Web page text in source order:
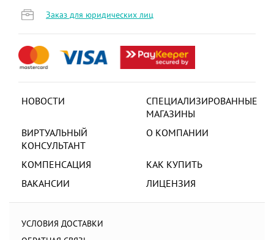
НОВОСТИ
СПЕЦИАЛИЗИРОВАННЫЕ
МАГАЗИНЫ
ВИРТУАЛЬНЫЙ
КОНСУЛЬТАНТ
О КОМПАНИИ
КОМПЕНСАЦИЯ
КАК КУПИТЬ
ВАКАНСИИ
ЛИЦЕНЗИЯ
УСЛОВИЯ ДОСТАВКИ
Заказ для юридических лиц